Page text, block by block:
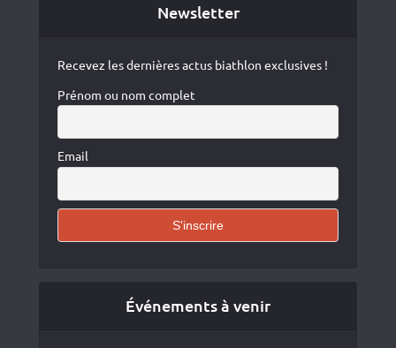
Newsletter
Recevez les dernières actus biathlon exclusives !
Prénom ou nom complet
Email
Événements à venir